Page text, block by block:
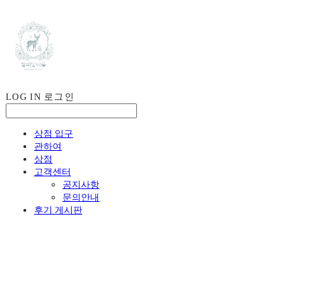
LOG IN 로그인
상점 입구
관하여
상점
고객센터
공지사항
문의안내
후기 게시판